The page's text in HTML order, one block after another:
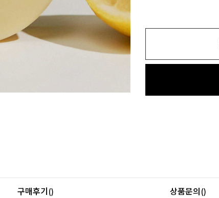
구매후기() 상품문의()